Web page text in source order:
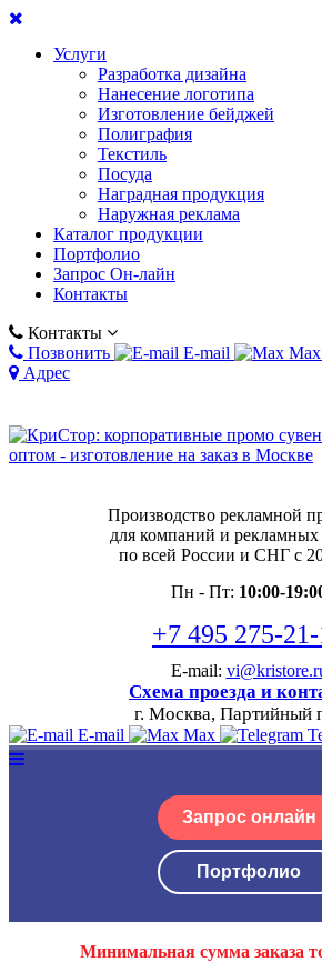
Услуги
Разработка дизайна
Нанесение логотипа
Изготовление бейджей
Полиграфия
Текстиль
Посуда
Наградная продукция
Наружная реклама
Каталог продукции
Портфолио
Запрос Он-лайн
Контакты
Контакты
Позвонить
E-mail Max
Адрес
Производство рекламной
для компаний и рекламных
по всей России и СНГ с
Пн - Пт: 10:00-
+7 495 275-
E-mail:
Схема проезда и
г. Москва, Партийный
E-mail Max
Запрос онлайн
Портфолио
Минимальная сумма заказа